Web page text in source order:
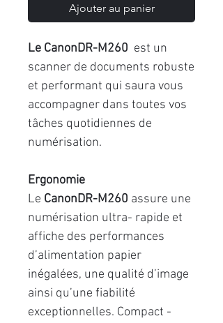
Ajouter au panier
Le CanonDR-M260 est un
scanner de documents robuste
et performant qui saura vous
accompagner dans toutes vos
tâches quotidiennes de
numérisation.
Ergonomie
Le CanonDR-M260 assure une
numérisation ultra- rapide et
affiche des performances
d’alimentation papier
inégalées, une qualité d’image
ainsi qu’une fiabilité
exceptionnelles. Compact -